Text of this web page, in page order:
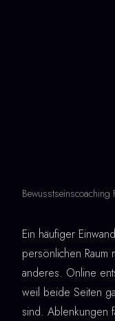
Ein häufiger
persönlichen Raum
anderes. Online
weil beide Seiten
sind. Ablenkungen